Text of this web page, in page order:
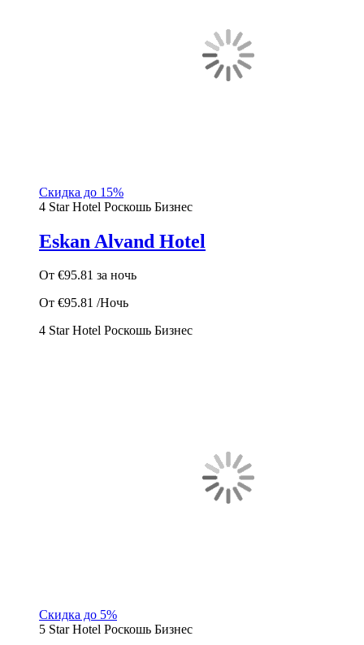
Скидка до 15%
4 Star Hotel Роскошь Бизнес
Eskan Alvand Hotel
От €95.81 за ночь
От €95.81 /Ночь
4 Star Hotel Роскошь Бизнес
Скидка до 5%
5 Star Hotel Роскошь Бизнес